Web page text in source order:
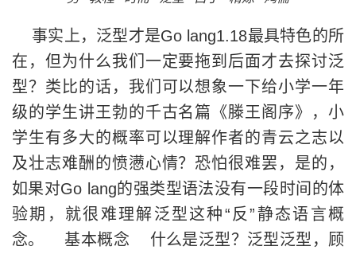
事实上，泛型才是Go lang1.18最具特色的所
在，但为什么我们一定要拖到后面才去探讨泛
型？类比的话，我们可以想象一下给小学一年
级的学生讲王勃的千古名篇《滕王阁序》，小
学生有多大的概率可以理解作者的青云之志以
及壮志难酬的愤懑心情？恐怕很难罢，是的，
如果对Go lang的强类型语法没有一段时间的体
验期，就很难理解泛型这种“反”静态语言概
念。 基本概念 什么是泛型？泛型泛型，顾